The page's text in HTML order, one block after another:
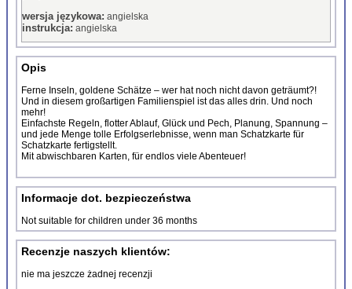
wersja językowa: angielska
instrukcja: angielska
Opis
Ferne Inseln, goldene Schätze – wer hat noch nicht davon geträumt?!
Und in diesem großartigen Familienspiel ist das alles drin. Und noch
mehr!
Einfachste Regeln, flotter Ablauf, Glück und Pech, Planung, Spannung –
und jede Menge tolle Erfolgserlebnisse, wenn man Schatzkarte für
Schatzkarte fertigstellt.
Mit abwischbaren Karten, für endlos viele Abenteuer!
Informacje dot. bezpieczeństwa
Not suitable for children under 36 months
Recenzje naszych klientów:
nie ma jeszcze żadnej recenzji